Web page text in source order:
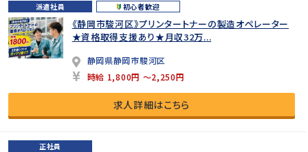
派遣社員 初心者歓迎
《静岡市駿河区》プリンタートナーの製造オペレーター
★資格取得支援あり★月収32万...
静岡県静岡市駿河区
時給 1,800円 ～2,250円
求人詳細はこちら
正社員